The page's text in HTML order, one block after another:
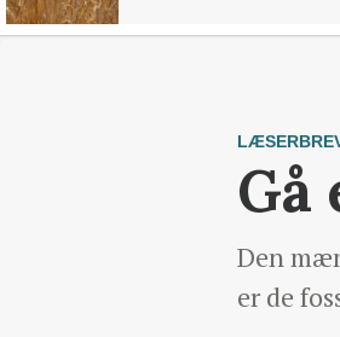
Den
er de